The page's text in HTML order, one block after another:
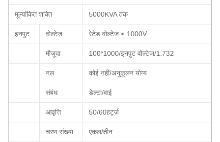
मूल्यांकित शक्ति 5000KVA तक
इनपुट वोल्टेज रेटेड वोल्टेज ≤ 1000V
मौजूदा 100*1000/इनपुट वोल्टेज/1.732
नल कोई नहीं/अनुकूलन योग्य
संबंध डेल्टा/वाई
आवृत्ति 50/60हर्ट्ज़
चरण संख्या एकल/तीन